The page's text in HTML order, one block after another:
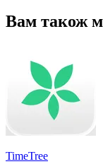
Вам також
TimeTree